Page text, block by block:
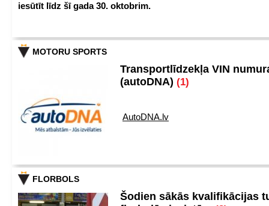
iesūtīt līdz šī gada 30. oktobrim.
MOTORU SPORTS
Transportlīdzekļa VIN
(autoDNA) (1)
AutoDNA.lv
FLORBOLS
Šodien sākās kvalifikācijas